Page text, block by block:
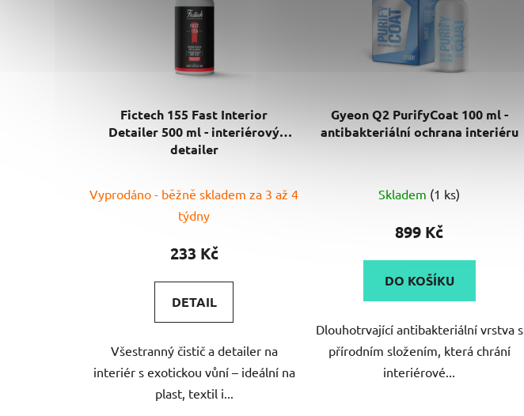
Fictech 155 Fast Interior
Detailer 500 ml - interiérový
detailer
Vyprodáno - běžně skladem za 3 až 4
týdny
233 Kč
DETAIL
Všestranný čistič a detailer na
interiér s exotickou vůní – ideální na
plast, textil i...
Gyeon Q2 PurifyCoat 100 ml -
antibakteriální ochrana interiéru
Skladem (1 ks)
899 Kč
DO KOŠÍKU
Dlouhotrvající antibakteriální vrstva s
přírodním složením, která chrání
interiérové...